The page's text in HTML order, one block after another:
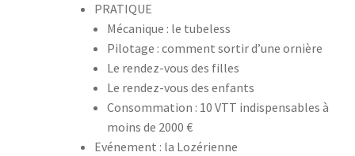
PRATIQUE
Mécanique : le tubeless
Pilotage : comment sortir d’une ornière
Le rendez-vous des filles
Le rendez-vous des enfants
Consommation : 10 VTT indispensables à
moins de 2000 €
Evénement : la Lozérienne